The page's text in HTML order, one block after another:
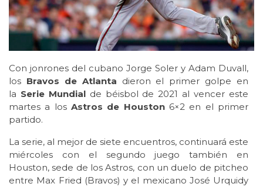
Con jonrones del cubano Jorge Soler y Adam Duvall,
los Bravos de Atlanta dieron el primer golpe en
la Serie Mundial de béisbol de 2021 al vencer este
martes a los Astros de Houston6×2 en el primer
partido.
La serie, al mejor de siete encuentros, continuará este
miércoles con el segundo juego también en
Houston, sede de los Astros, con un duelo de pitcheo
entre Max Fried (Bravos) y el mexicano José Urquidy